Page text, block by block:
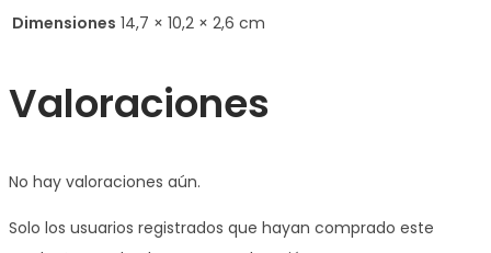
Dimensiones 14,7 × 10,2 × 2,6 cm
Valoraciones
No hay valoraciones aún.
Solo los usuarios registrados que hayan comprado este